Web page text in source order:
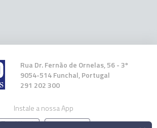
Rua Dr. Fernão de Ornelas, 56 - 3º
9054-514 Funchal, Portugal
291 202 300
Instale a nossa App